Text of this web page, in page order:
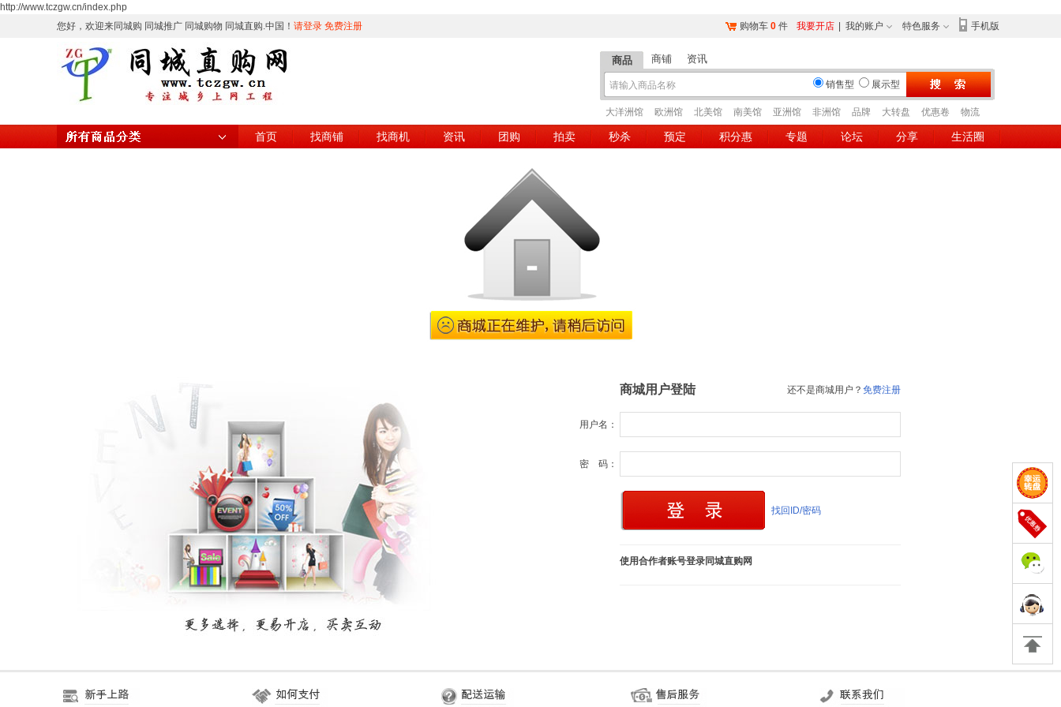
http://www.tczgw.cn/index.php
手机版
特色服务
我的账户
我要开店
购物车 0 件
您好，欢迎来同城购 同城推广 同城购物 同城直购.中国！ 请登录 免费注册
商品 商铺 资讯
销售型 展示型
大洋洲馆 欧洲馆 北美馆 南美馆 亚洲馆 非洲馆 品牌 大转盘 优惠卷 物流
所有商品分类 首页 找商铺 找商机 资讯 团购 拍卖 秒杀 预定 积分惠 专题 论坛 分享 生活圈
商城用户登陆 还不是商城用户？ 免费注册
用户名：
密 码：
找回ID/密码
使用合作者账号登录同城直购网